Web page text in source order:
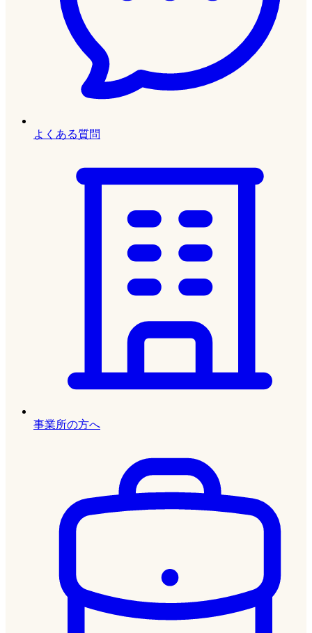
よくある質問
事業所の方へ